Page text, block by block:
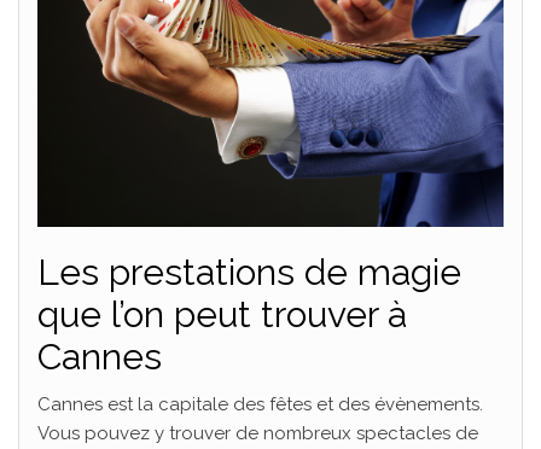
Les prestations de magie
que l’on peut trouver à
Cannes
Cannes est la capitale des fêtes et des évènements.
Vous pouvez y trouver de nombreux spectacles de